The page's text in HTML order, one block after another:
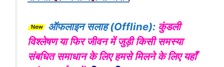
ऑफलाइन सलाह (Offline): कुंडली
विश्लेषण या फिर जीवन में जुड़ी किसी समस्या
संबधित समाधान के लिए हमसे मिलने के लिए यहाँ